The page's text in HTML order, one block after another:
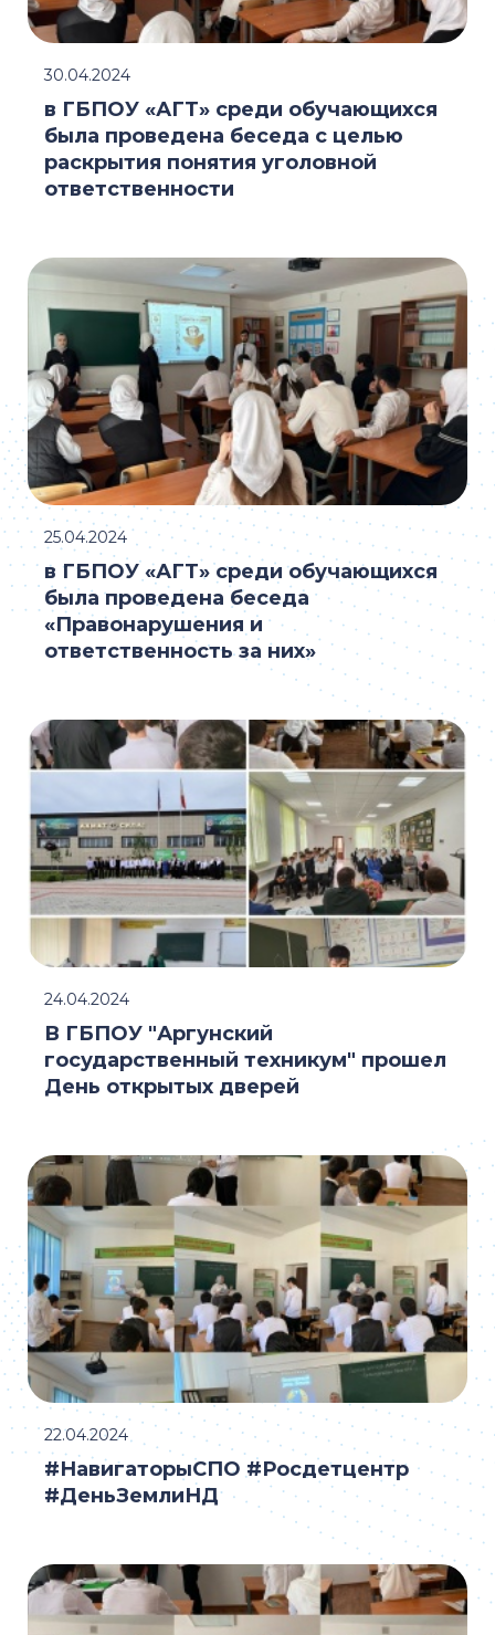
в ГБПОУ «АГТ» среди обучающихся
была проведена беседа с целью
раскрытия понятия уголовной
ответственности
30.04.2024
в ГБПОУ «АГТ» среди обучающихся
была проведена беседа
«Правонарушения и
ответственность за них»
25.04.2024
В ГБПОУ "Аргунский
государственный техникум" прошел
День открытых дверей
24.04.2024
#НавигаторыСПО #Росдетцентр
#ДеньЗемлиНД
22.04.2024